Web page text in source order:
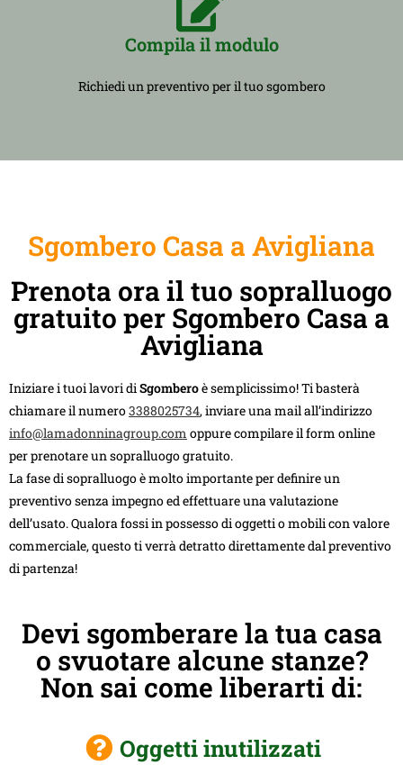
Compila il modulo
Richiedi un preventivo per il tuo sgombero
Sgombero Casa a Avigliana
Prenota ora il tuo sopralluogo
gratuito per Sgombero Casa a
Avigliana
Iniziare i tuoi lavori di Sgomberoè semplicissimo! Ti basterà
chiamare il numero3388025734, inviare una mail all’indirizzo
info@lamadonninagroup.com oppure compilare il form online
per prenotare un sopralluogo gratuito.
La fase di sopralluogo è molto importante per definire un
preventivo senza impegno ed effettuare una valutazione
dell’usato. Qualora fossi in possesso di oggetti o mobili con valore
commerciale, questo ti verrà detratto direttamente dal preventivo
di partenza!
Devi sgomberare la tua casa
o svuotare alcune stanze?
Non sai come liberarti di:
Oggetti inutilizzati